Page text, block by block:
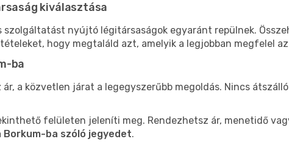
kiválasztása
szolgáltatást nyújtó légitársaságok egyaránt repülnek.
hogy megtaláld azt, amelyik a legjobban megfelel
ba
a közvetlen járat a legegyszerűbb megoldás. Nincs
felületen jeleníti meg. Rendezhetsz ár, menetidő
ba szóló jegyedet.